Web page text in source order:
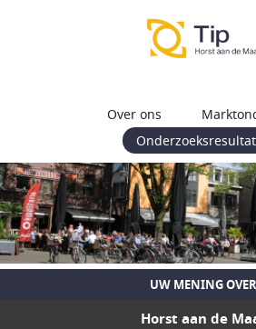
Over ons
UW MENING OVER
Horst aan de